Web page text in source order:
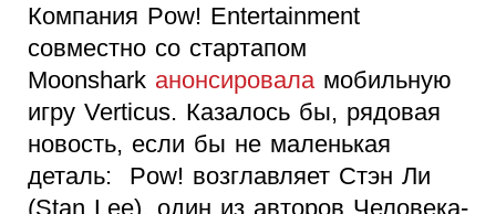
Компания Pow! Entertainment
совместно со стартапом
Moonshark анонсировала мобильную
игру Verticus. Казалось бы, рядовая
новость, если бы не маленькая
деталь: Pow! возглавляет Стэн Ли
(Stan Lee), один из авторов Человека-